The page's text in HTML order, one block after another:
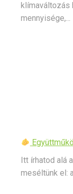
klímaváltozás
mennyisége,...
Itt írhatod alá
meséltünk el: